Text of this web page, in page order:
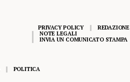
PRIVACY POLICY
REDAZIONE
NOTE LEGALI
INVIA UN COMUNICATO STAMPA
POLITICA